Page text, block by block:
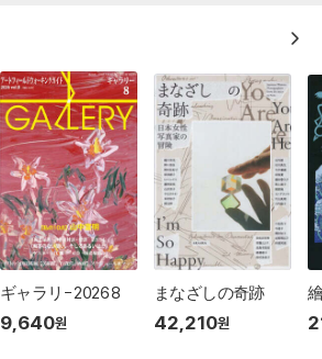
ギャラリ- 2026 8
9,640원
まなざしの奇跡
42,210원